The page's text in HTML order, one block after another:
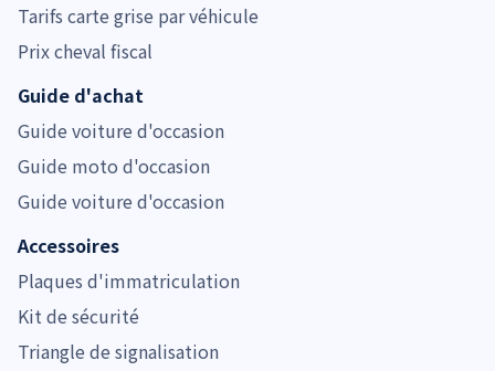
Tarifs carte grise par véhicule
Prix cheval fiscal
Guide d'achat
Guide voiture d'occasion
Guide moto d'occasion
Guide voiture d'occasion
Accessoires
Plaques d'immatriculation
Kit de sécurité
Triangle de signalisation